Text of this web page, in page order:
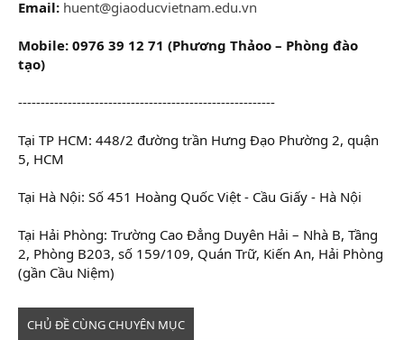
Email: huent@giaoducvietnam.edu.vn
Mobile: 0976 39 12 71 (Phương Thảoo – Phòng đào
tạo)
---------------------------------------------------------
Tại TP HCM: 448/2 đường trần Hưng Đạo Phường 2, quận
5, HCM
Tại Hà Nội: Số 451 Hoàng Quốc Việt - Cầu Giấy - Hà Nội
Tại Hải Phòng: Trường Cao Đẳng Duyên Hải – Nhà B, Tầng
2, Phòng B203, số 159/109, Quán Trữ, Kiến An, Hải Phòng
(gần Cầu Niệm)
CHỦ ĐỀ CÙNG CHUYÊN MỤC